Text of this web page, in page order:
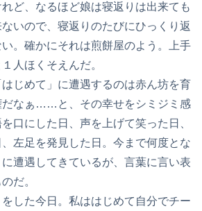
ど、なるほど娘は寝返りは出来ても
いので、寝返りのたびにひっくり返
。確かにそれは煎餅屋のよう。上手
人ほくそえんだ。
じめて」に遭遇するのは赤ん坊を育
だなぁ……と、その幸せをシミジミ感
口にした日、声を上げて笑った日、
左足を発見した日。今まで何度とな
遭遇してきているが、言葉に言い表
だ。
した今日。私ははじめて自分でチー